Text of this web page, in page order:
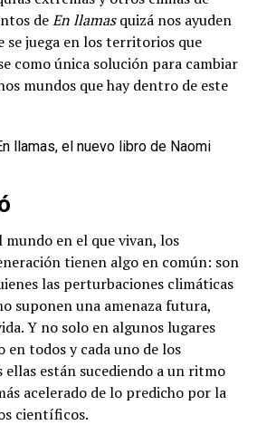
deEn llamasquizá nos ayuden
se juega en los territorios que
como única solución para cambiar
mundos que hay dentro de este
en el que vivan, los
tienen algo en común: son
las perturbaciones climáticas
suponen una amenaza futura,
Y no solo en algunos lugares
en todos y cada uno de los
están sucediendo a un ritmo
acelerado de lo predicho por la
científicos.